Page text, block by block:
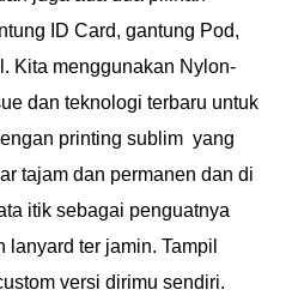
ID Card, gantung Pod,
Kita menggunakan Nylon-
dan teknologi terbaru untuk
printing sublim yang
tajam dan permanen dan di
itik sebagai penguatnya
ter jamin. Tampil
versi dirimu sendiri.